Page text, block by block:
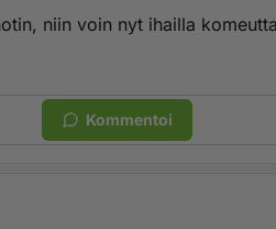
niin voin nyt ihailla
Kommentoi